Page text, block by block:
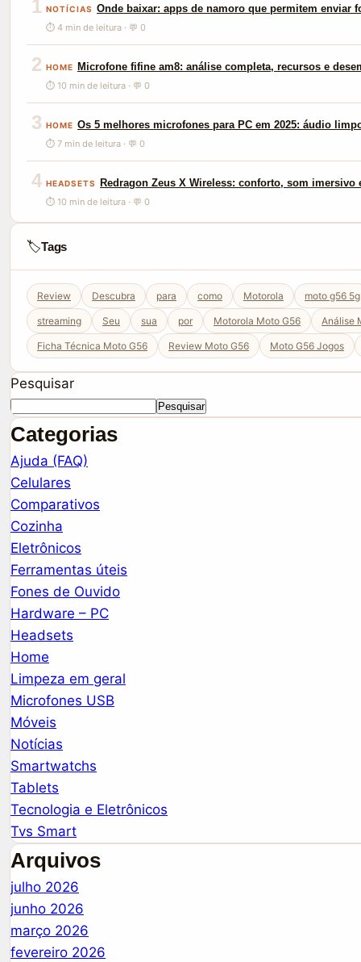
1 NOTÍCIAS Onde baixar: apps de namoro que permitem enviar
⏱ 4 min de leitura · 💬 0
2 HOME Microfone fifine am8: análise completa, recursos e
⏱ 10 min de leitura · 💬 0
3 HOME Os 5 melhores microfones para PC em 2025: áudio
⏱ 7 min de leitura · 💬 0
4 HEADSETS Redragon Zeus X Wireless: conforto, som
⏱ 10 min de leitura · 💬 0
🏷️Tags
Review Descubra para como Motorola moto g56 5g
streaming Seu sua por Motorola Moto G56 Análise
Ficha Técnica Moto G56 Review Moto G56 Moto G56 Jogos
Pesquisar
Pesquisar
Categorias
Ajuda (FAQ)
Celulares
Comparativos
Cozinha
Eletrônicos
Ferramentas úteis
Fones de Ouvido
Hardware – PC
Headsets
Home
Limpeza em geral
Microfones USB
Móveis
Notícias
Smartwatchs
Tablets
Tecnologia e Eletrônicos
Tvs Smart
Arquivos
julho 2026
junho 2026
março 2026
fevereiro 2026